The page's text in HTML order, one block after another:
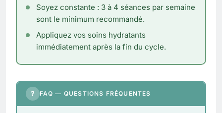
Soyez constante : 3 à 4 séances par semaine
sont le minimum recommandé.
Appliquez vos soins hydratants
immédiatement après la fin du cycle.
? FAQ — QUESTIONS FRÉQUENTES